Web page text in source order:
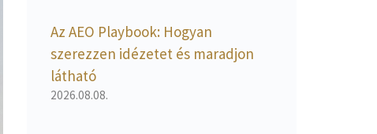
Az AEO Playbook: Hogyan
szerezzen idézetet és maradjon
látható
2026.08.08.